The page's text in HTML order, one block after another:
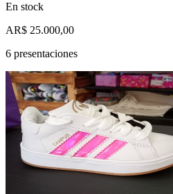
En stock
AR$ 25.000,00
6 presentaciones